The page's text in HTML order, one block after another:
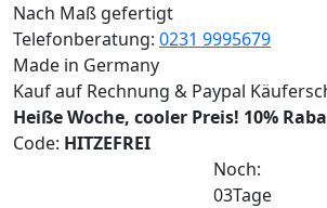
Nach Maß gefertigt
Telefonberatung: 0231 9995679
Made in Germany
Kauf auf Rechnung & Paypal
Heiße Woche, cooler Preis! 10%
Code: HITZEFREI
Noch:
03Tage